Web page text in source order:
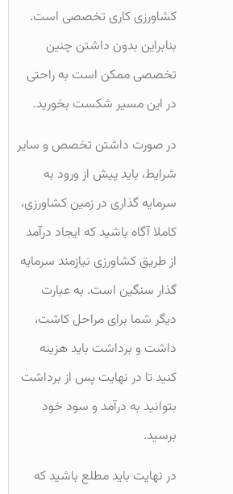
کشاورزی کاری تخصصی است.
بنابراین بدون داشتن چنین
تخصصی ممکن است به راحتی
در این مسیر شکست بخورید.
در صورت داشتن تخصص و سایر
شرایط، باید پیش از ورود به
سرمایه گذاری در زمین کشاورزی،
کاملا آگاه باشید که ایجاد درآمد
از طریق کشاورزی نیازمند سرمایه
گذار سنگین است. به عبارت
دیگر شما برای مراحل کاشت،
داشت و برداشت باید هزینه
کنید تا در نهایت پس از برداشت
بتوانید به درآمد و سود خود
برسید.
در نهایت باید مطلع باشید که